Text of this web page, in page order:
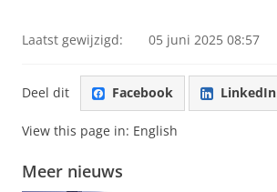
Laatst gewijzigd: 05 juni 2025 08:57
Deel dit Facebook LinkedIn
View this page in: English
Meer nieuws